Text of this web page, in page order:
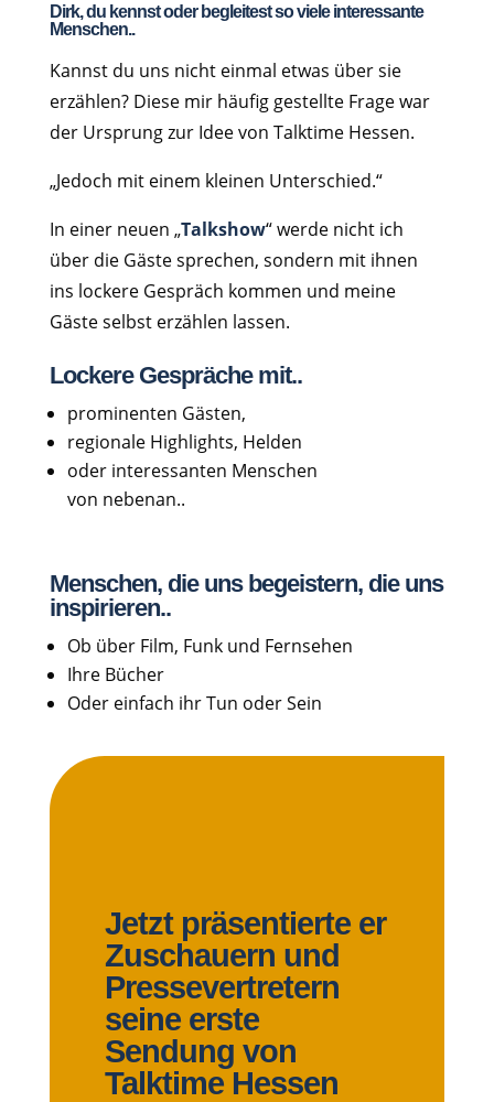
Dirk, du kennst oder begleitest so viele interessante
Menschen..
Kannst du uns nicht einmal etwas über sie
erzählen? Diese mir häufig gestellte Frage war
der Ursprung zur Idee von Talktime Hessen.
„Jedoch mit einem kleinen Unterschied.“
In einer neuen „Talkshow“ werde nicht ich
über die Gäste sprechen, sondern mit ihnen
ins lockere Gespräch kommen und meine
Gäste selbst erzählen lassen.
Lockere Gespräche mit..
prominenten Gästen,
regionale Highlights, Helden
oder interessanten Menschen
von nebenan..
Menschen, die uns begeistern, die uns
inspirieren..
Ob über Film, Funk und Fernsehen
Ihre Bücher
Oder einfach ihr Tun oder Sein
Jetzt präsentierte er
Zuschauern und
Pressevertretern
seine erste
Sendung von
Talktime Hessen